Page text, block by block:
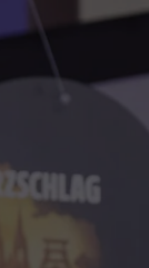
EDEKA Regional
Gutfleisch